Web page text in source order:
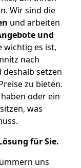
Wir sind die
und arbeiten
und
wichtig es ist,
nach
deshalb setzen
zu bieten.
oder ein
was
für Sie.
uns